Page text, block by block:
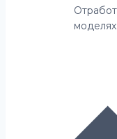
моделях.